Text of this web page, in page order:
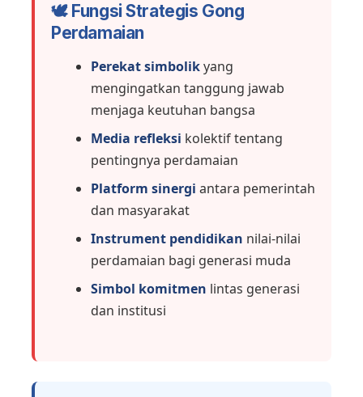
🕊️ Fungsi Strategis Gong
Perdamaian
Perekat simbolikyang
mengingatkan tanggung jawab
menjaga keutuhan bangsa
Media refleksi kolektif tentang
pentingnya perdamaian
Platform sinergi antara pemerintah
dan masyarakat
Instrument pendidikan nilai-nilai
perdamaian bagi generasi muda
Simbol komitmen lintas generasi
dan institusi